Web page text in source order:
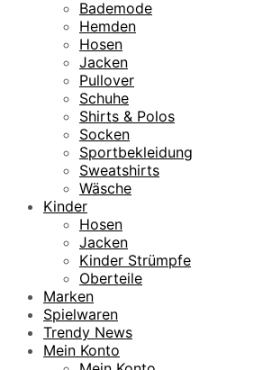
Bademode
Hemden
Hosen
Jacken
Pullover
Schuhe
Shirts & Polos
Socken
Sportbekleidung
Sweatshirts
Wäsche
Kinder
Hosen
Jacken
Kinder Strümpfe
Oberteile
Marken
Spielwaren
Trendy News
Mein Konto